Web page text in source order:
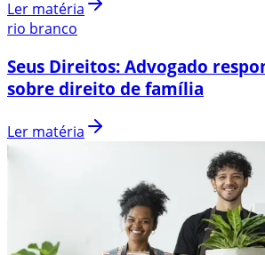
Ler matéria
rio branco
Seus Direitos: Advogado
sobre direito de família
Ler matéria